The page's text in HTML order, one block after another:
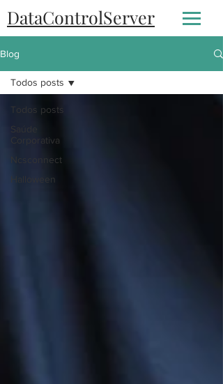
DataControlServer
Blog
Todos posts
Saúde
Corporativa
Ncsconnect
Halloween
Todos posts